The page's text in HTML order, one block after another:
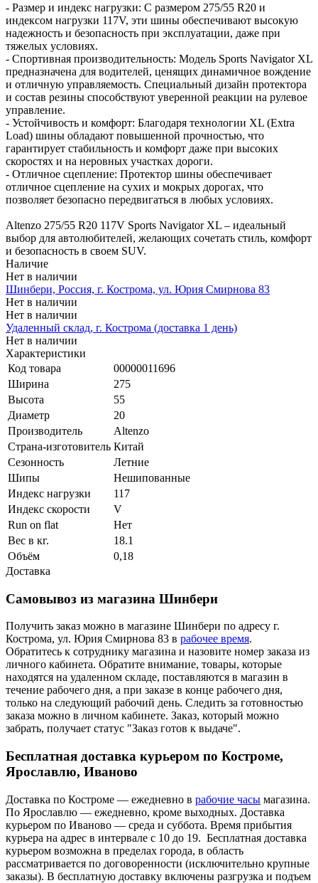
- Размер и индекс нагрузки: С размером 275/55 R20 и
индексом нагрузки 117V, эти шины обеспечивают высокую
надежность и безопасность при эксплуатации, даже при
тяжелых условиях.
- Спортивная производительность: Модель Sports Navigator XL
предназначена для водителей, ценящих динамичное вождение
и отличную управляемость. Специальный дизайн протектора
и состав резины способствуют уверенной реакции на рулевое
управление.
- Устойчивость и комфорт: Благодаря технологии XL (Extra
Load) шины обладают повышенной прочностью, что
гарантирует стабильность и комфорт даже при высоких
скоростях и на неровных участках дороги.
- Отличное сцепление: Протектор шины обеспечивает
отличное сцепление на сухих и мокрых дорогах, что
позволяет безопасно передвигаться в любых условиях.
Altenzo 275/55 R20 117V Sports Navigator XL – идеальный
выбор для автолюбителей, желающих сочетать стиль, комфорт
и безопасность в своем SUV.
Наличие
Нет в наличии
Шинбери, Россия, г. Кострома, ул. Юрия Смирнова 83
Нет в наличии
Нет в наличии
Удаленный склад, г. Кострома (доставка 1 день)
Нет в наличии
Характеристики
Код товара
00000011696
Ширина
275
Высота
55
Диаметр
20
Производитель
Altenzo
Страна-изготовитель Китай
Сезонность
Летние
Шипы
Нешипованные
Индекс нагрузки
117
Индекс скорости
V
Run on flat
Нет
Вес в кг.
18.1
Объём
0,18
Доставка
Самовывоз из магазина Шинбери
Получить заказ можно в магазине Шинбери по адресу г.
Кострома, ул. Юрия Смирнова 83 в рабочее время.
Обратитесь к сотруднику магазина и назовите номер заказа из
личного кабинета. Обратите внимание, товары, которые
находятся на удаленном складе, поставляются в магазин в
течение рабочего дня, а при заказе в конце рабочего дня,
только на следующий рабочий день. Следить за готовностью
заказа можно в личном кабинете. Заказ, который можно
забрать, получает статус "Заказ готов к выдаче".
Бесплатная доставка курьером по Костроме,
Ярославлю, Иваново
Доставка по Костроме — ежедневно в рабочие часы магазина.
По Ярославлю — ежедневно, кроме выходных. Доставка
курьером по Иваново — среда и суббота. Время прибытия
курьера на адрес в интервале с 10 до 19. Бесплатная доставка
курьером возможна в пределах города, в область
рассматривается по договоренности (исключительно крупные
заказы). В бесплатную доставку включены разгрузка и подъем